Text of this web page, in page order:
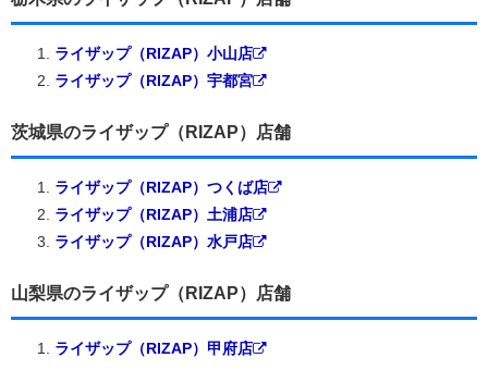
ライザップ（RIZAP）小山店
ライザップ（RIZAP）宇都宮
茨城県のライザップ（RIZAP）店舗
ライザップ（RIZAP）つくば店
ライザップ（RIZAP）土浦店
ライザップ（RIZAP）水戸店
山梨県のライザップ（RIZAP）店舗
ライザップ（RIZAP）甲府店